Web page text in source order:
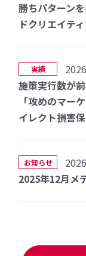
勝ちパターン
ドクリエイテ
実績
施策実行数が
「攻めのマー
イレクト損害
お知らせ
2025年12月メ